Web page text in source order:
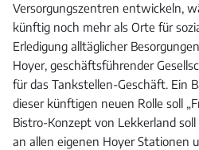
Versorgungszentren entwickeln,
künftig noch mehr als Orte für
Erledigung alltäglicher
Hoyer, geschäftsführender
für das Tankstellen-Geschäft. Ein
dieser künftigen neuen Rolle soll
Bistro-Konzept von Lekkerland soll
an allen eigenen Hoyer Stationen